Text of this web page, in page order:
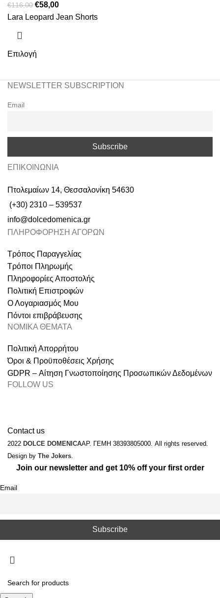
€116,00 €58,00
Lara Leopard Jean Shorts
Επιλογή
NEWSLETTER SUBSCRIPTION
Email
ΕΠΙΚΟΙΝΩΝΙΑ
Πτολεμαίων 14, Θεσσαλονίκη 54630
(+30) 2310 – 539537
info@dolcedomenica.gr
ΠΛΗΡΟΦΟΡΗΣΗ ΑΓΟΡΩΝ
Τρόπος Παραγγελίας
Τρόποι Πληρωμής
Πληροφορίες Αποστολής
Πολιτική Επιστροφών
Ο Λογαριασμός Μου
Πόντοι επιβράβευσης
ΝΟΜΙΚΑ ΘΕΜΑΤΑ
Πολιτική Απορρήτου
Όροι & Προϋποθέσεις Χρήσης
GDPR – Αίτηση Γνωστοποίησης Προσωπικών Δεδομένων
FOLLOW US
Contact us
2022 DOLCE DOMENICAΑΡ. ΓΕΜΗ 38393805000. All rights reserved.
Design by The Jokers.
Join our newsletter and get 10% off your first order
Email